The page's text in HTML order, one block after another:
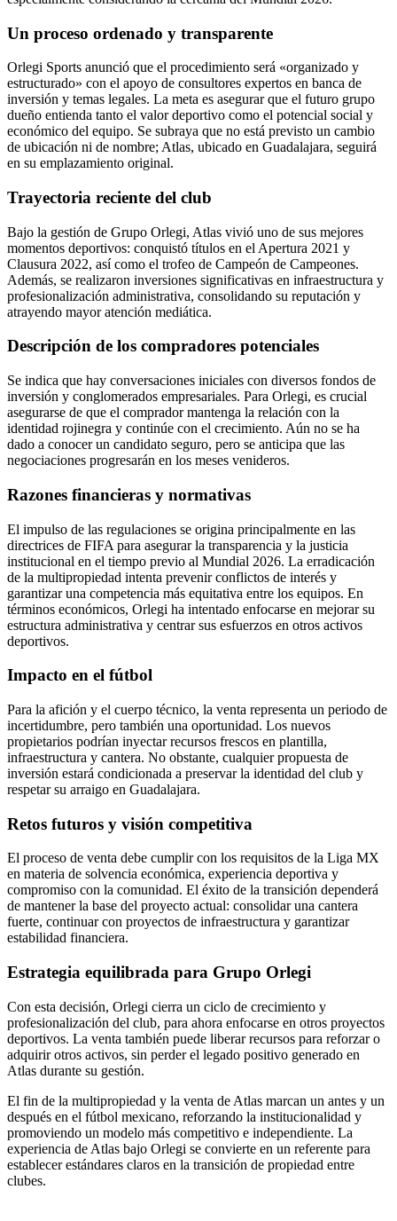
Un proceso ordenado y transparente
Orlegi Sports anunció que el procedimiento será «organizado y
estructurado» con el apoyo de consultores expertos en banca de
inversión y temas legales. La meta es asegurar que el futuro grupo
dueño entienda tanto el valor deportivo como el potencial social y
económico del equipo. Se subraya que no está previsto un cambio
de ubicación ni de nombre; Atlas, ubicado en Guadalajara, seguirá
en su emplazamiento original.
Trayectoria reciente del club
Bajo la gestión de Grupo Orlegi, Atlas vivió uno de sus mejores
momentos deportivos: conquistó títulos en el Apertura 2021 y
Clausura 2022, así como el trofeo de Campeón de Campeones.
Además, se realizaron inversiones significativas en infraestructura y
profesionalización administrativa, consolidando su reputación y
atrayendo mayor atención mediática.
Descripción de los compradores potenciales
Se indica que hay conversaciones iniciales con diversos fondos de
inversión y conglomerados empresariales. Para Orlegi, es crucial
asegurarse de que el comprador mantenga la relación con la
identidad rojinegra y continúe con el crecimiento. Aún no se ha
dado a conocer un candidato seguro, pero se anticipa que las
negociaciones progresarán en los meses venideros.
Razones financieras y normativas
El impulso de las regulaciones se origina principalmente en las
directrices de FIFA para asegurar la transparencia y la justicia
institucional en el tiempo previo al Mundial 2026. La erradicación
de la multipropiedad intenta prevenir conflictos de interés y
garantizar una competencia más equitativa entre los equipos. En
términos económicos, Orlegi ha intentado enfocarse en mejorar su
estructura administrativa y centrar sus esfuerzos en otros activos
deportivos.
Impacto en el fútbol
Para la afición y el cuerpo técnico, la venta representa un periodo de
incertidumbre, pero también una oportunidad. Los nuevos
propietarios podrían inyectar recursos frescos en plantilla,
infraestructura y cantera. No obstante, cualquier propuesta de
inversión estará condicionada a preservar la identidad del club y
respetar su arraigo en Guadalajara.
Retos futuros y visión competitiva
El proceso de venta debe cumplir con los requisitos de la Liga MX
en materia de solvencia económica, experiencia deportiva y
compromiso con la comunidad. El éxito de la transición dependerá
de mantener la base del proyecto actual: consolidar una cantera
fuerte, continuar con proyectos de infraestructura y garantizar
estabilidad financiera.
Estrategia equilibrada para Grupo Orlegi
Con esta decisión, Orlegi cierra un ciclo de crecimiento y
profesionalización del club, para ahora enfocarse en otros proyectos
deportivos. La venta también puede liberar recursos para reforzar o
adquirir otros activos, sin perder el legado positivo generado en
Atlas durante su gestión.
El fin de la multipropiedad y la venta de Atlas marcan un antes y un
después en el fútbol mexicano, reforzando la institucionalidad y
promoviendo un modelo más competitivo e independiente. La
experiencia de Atlas bajo Orlegi se convierte en un referente para
establecer estándares claros en la transición de propiedad entre
clubes.